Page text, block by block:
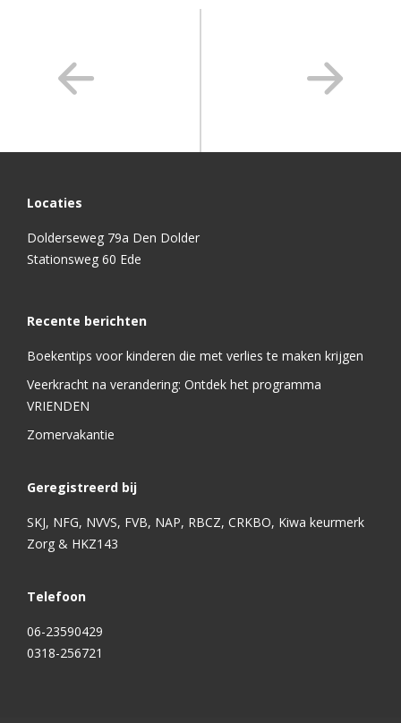
Locaties
Dolderseweg 79a Den Dolder
Stationsweg 60 Ede
Recente berichten
Boekentips voor kinderen die met verlies te maken krijgen
Veerkracht na verandering: Ontdek het programma
VRIENDEN
Zomervakantie
Geregistreerd bij
SKJ, NFG, NVVS, FVB, NAP, RBCZ, CRKBO, Kiwa keurmerk
Zorg & HKZ143
Telefoon
06-23590429
0318-256721